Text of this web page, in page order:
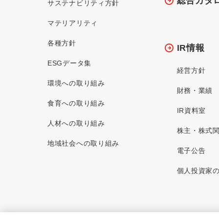
サステナビリティ方針
マテリアリティ
各種方針
ESGデータ集
環境への取り組み
食育への取り組み
人材への取り組み
地域社会への取り組み
IR情報
経営方針
財務・業績
IR資料室
株主・株式
電子公告
個人投資家